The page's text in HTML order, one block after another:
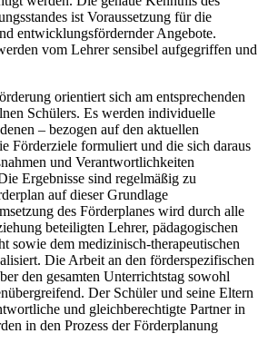
ist Voraussetzung für die
entwicklungsfördernder Angebote.
vom Lehrer sensibel aufgegriffen und
orientiert sich am entsprechenden
Schülers. Es werden individuelle
– bezogen auf den aktuellen
Förderziele formuliert und die sich daraus
und Verantwortlichkeiten
Ergebnisse sind regelmäßig zu
auf dieser Grundlage
des Förderplanes wird durch alle
beteiligten Lehrer, pädagogischen
sowie dem medizinisch-therapeutischen
Die Arbeit an den förderspezifischen
den gesamten Unterrichtstag sowohl
Der Schüler und seine Eltern
und gleichberechtigte Partner in
in den Prozess der Förderplanung